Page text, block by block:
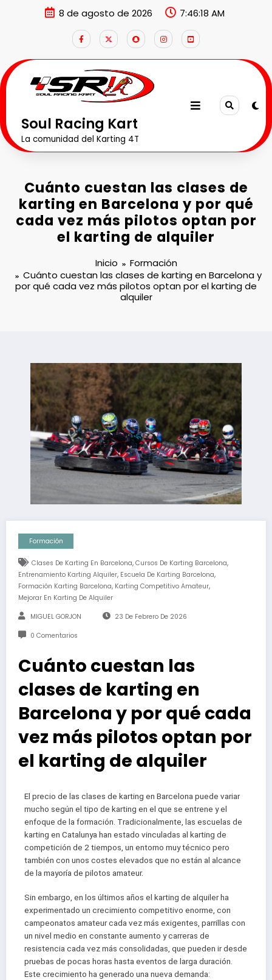
8 de agosto de 2026 7:46:20 AM
Soul Racing Kart
La comunidad del Karting 4T
Cuánto cuestan las clases de
karting en Barcelona y por qué
cada vez más pilotos optan por
el karting de alquiler
Inicio
Formación
Cuánto cuestan las clases de karting en Barcelona y
por qué cada vez más pilotos optan por el karting de
alquiler
Formación
Clases De Karting En Barcelona, Cursos De Karting Barcelona,
Entrenamiento Karting Alquiler, Escuela De Karting Barcelona,
Formación Karting Barcelona, Karting Competitivo Amateur,
Mejorar En Karting De Alquiler
MIGUEL GORJON 23 De Febrero De 2026
0 Comentarios
Cuánto cuestan las
clases de karting en
Barcelona y por qué cada
vez más pilotos optan por
el karting de alquiler
El precio de las clases de karting en Barcelona puede variar
mucho según el tipo de karting en el que se entrene y el
enfoque de la formación. Tradicionalmente, las escuelas de
karting en Catalunya han estado vinculadas al karting de
competición de 2 tiempos, un entorno muy técnico pero
también con unos costes elevados que no están al alcance
de la mayoría de pilotos amateur.
Sin embargo, en los últimos años el karting de alquiler ha
experimentado un crecimiento competitivo enorme, con
campeonatos amateur cada vez más exigentes, parrillas con
un nivel medio en constante aumento y carreras de
resistencia cada vez más consolidadas, que pueden ir desde
pruebas de pocas horas hasta eventos de larga duración.
Este crecimiento ha generado una nueva demanda: